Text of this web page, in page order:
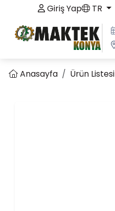
Giriş Yap
TR
Anasayfa Ürün Listesi